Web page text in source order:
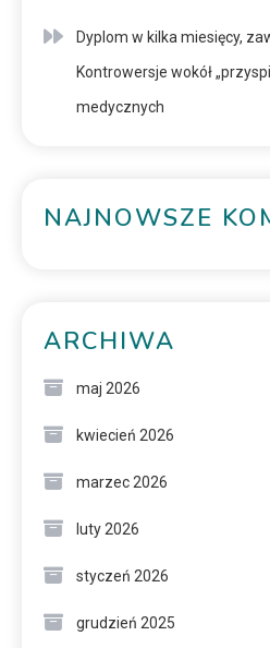
Dyplom w kilka miesięcy,
Kontrowersje wokół
medycznych
NAJNOWSZE
ARCHIWA
maj 2026
kwiecień 2026
marzec 2026
luty 2026
styczeń 2026
grudzień 2025